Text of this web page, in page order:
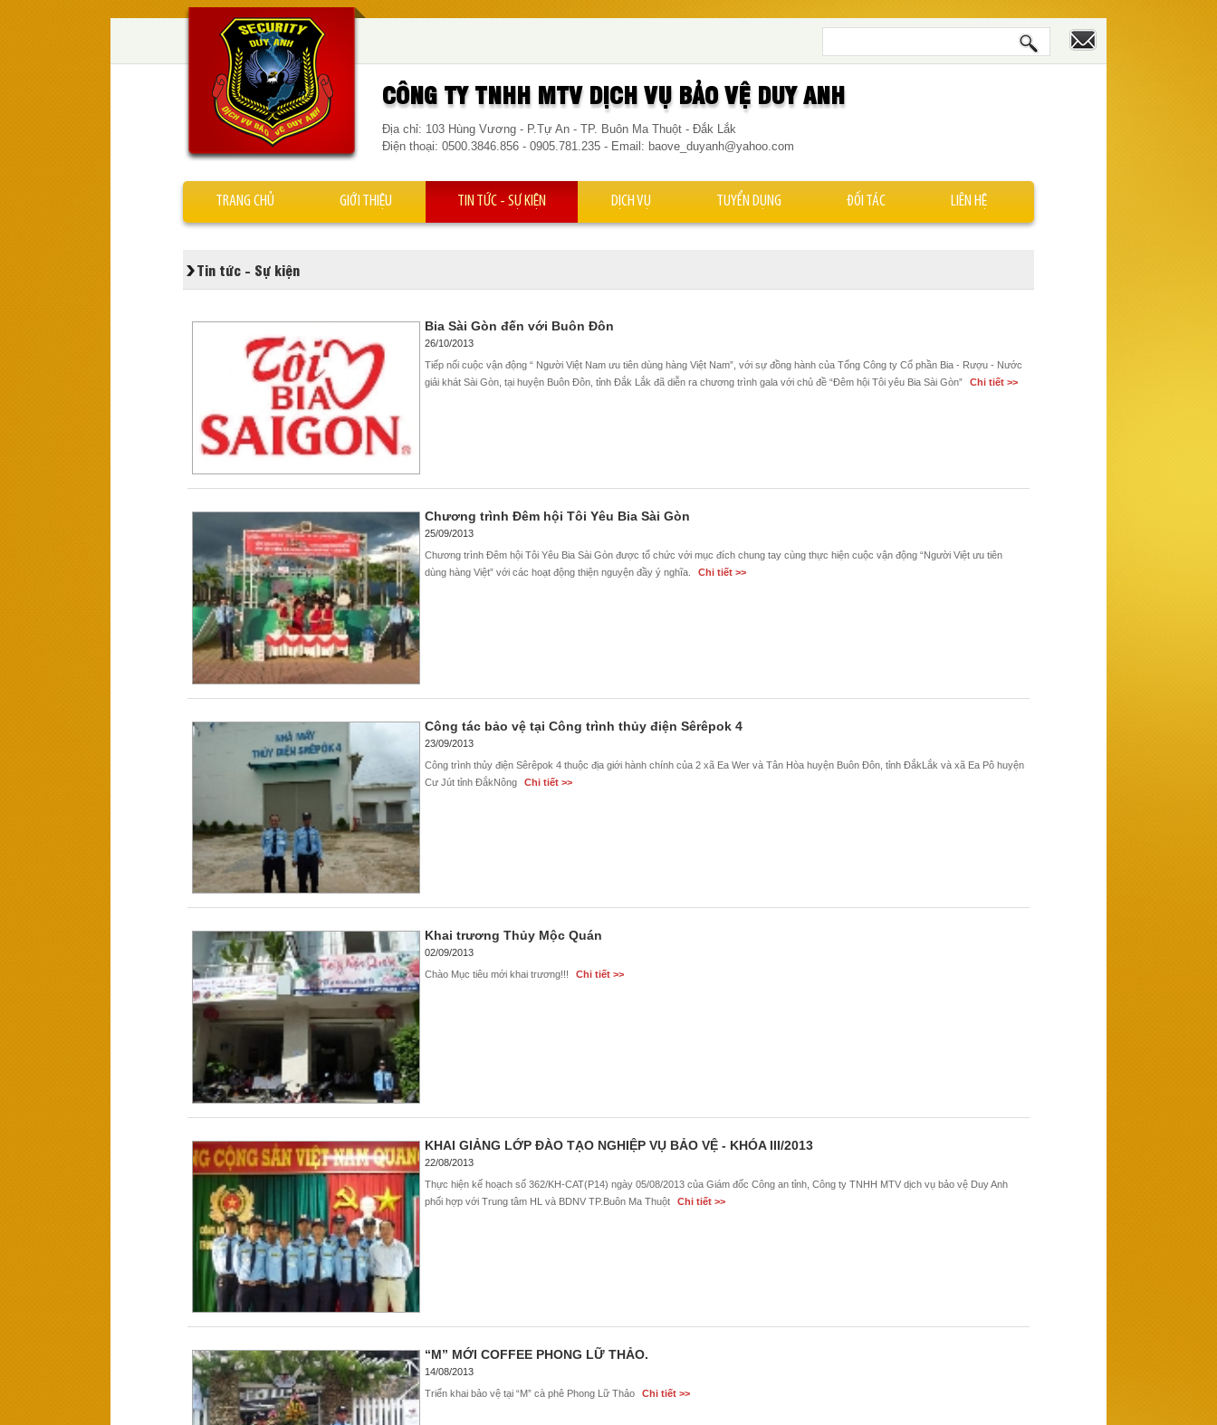
CÔNG TY TNHH MTV DỊCH VỤ BẢO VỆ DUY ANH
Địa chỉ: 103 Hùng Vương - P.Tự An - TP. Buôn Ma Thuột - Đắk Lắk
Điện thoại: 0500.3846.856 - 0905.781.235 - Email: baove_duyanh@yahoo.com
TRANG CHỦ GIỚI THIỆU TIN TỨC - SỰ KIỆN DỊCH VỤ TUYỂN DỤNG ĐỐI TÁC LIÊN HỆ
Tin tức - Sự kiện
Bia Sài Gòn đến với Buôn Đôn
26/10/2013
Tiếp nối cuộc vận động “ Người Việt Nam ưu tiên dùng hàng Việt Nam”, với sự đồng hành của Tổng Công ty Cổ phần Bia - Rượu - Nước
giải khát Sài Gòn, tại huyện Buôn Đôn, tỉnh Đắk Lắk đã diễn ra chương trình gala với chủ đề “Đêm hội Tôi yêu Bia Sài Gòn”
Chi tiết >>
Chương trình Đêm hội Tôi Yêu Bia Sài Gòn
25/09/2013
Chương trình Đêm hội Tôi Yêu Bia Sài Gòn được tổ chức với mục đích chung tay cùng thực hiện cuộc vận động “Người Việt ưu tiên
dùng hàng Việt” với các hoạt động thiện nguyện đầy ý nghĩa.
Chi tiết >>
Công tác bảo vệ tại Công trình thủy điện Sêrêpok 4
23/09/2013
Công trình thủy điện Sêrêpok 4 thuộc địa giới hành chính của 2 xã Ea Wer và Tân Hòa huyện Buôn Đôn, tỉnh ĐắkLắk và xã Ea Pô huyện
Cư Jút tỉnh ĐắkNông
Chi tiết >>
Khai trương Thủy Mộc Quán
02/09/2013
Chào Mục tiêu mới khai trương!!!
Chi tiết >>
KHAI GIẢNG LỚP ĐÀO TẠO NGHIỆP VỤ BẢO VỆ - KHÓA III/2013
22/08/2013
Thực hiện kế hoạch số 362/KH-CAT(P14) ngày 05/08/2013 của Giám đốc Công an tỉnh, Công ty TNHH MTV dịch vụ bảo vệ Duy Anh
phối hợp với Trung tâm HL và BDNV TP.Buôn Ma Thuột
Chi tiết >>
“M” MỚI COFFEE PHONG LỮ THẢO.
14/08/2013
Triển khai bảo vệ tại “M” cà phê Phong Lữ Thảo
Chi tiết >>